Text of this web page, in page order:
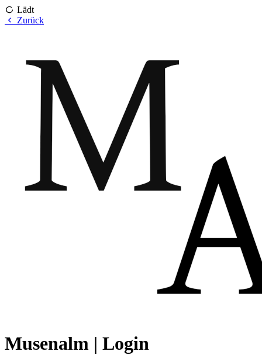
Lädt
Zurück
Musenalm | Login